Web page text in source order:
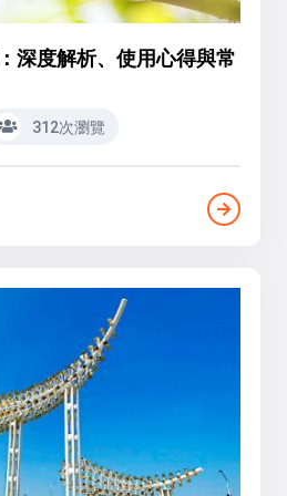
深度解析、使用心得與常
312次瀏覽